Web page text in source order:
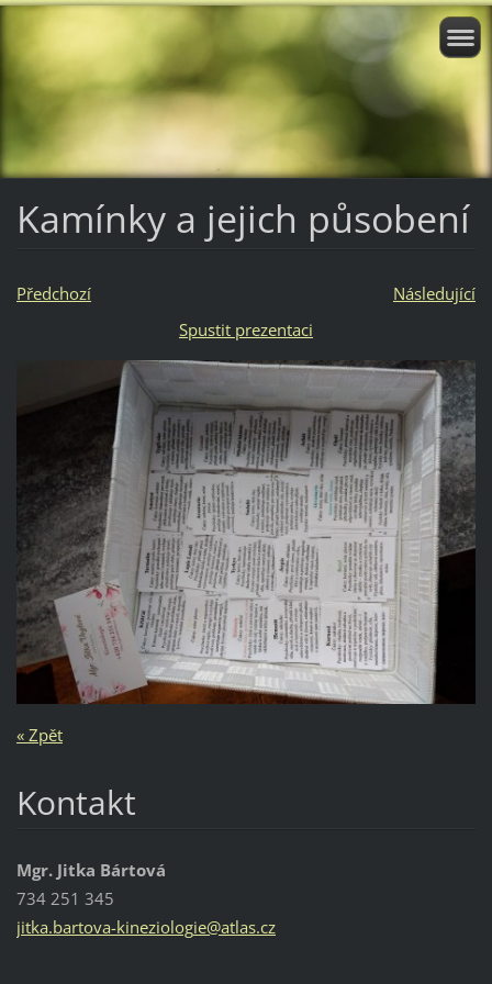
Kamínky a jejich působení
Předchozí
Následující
Spustit prezentaci
« Zpět
Kontakt
Mgr. Jitka Bártová
734 251 345
jitka.bartova-kineziologie@atlas.cz